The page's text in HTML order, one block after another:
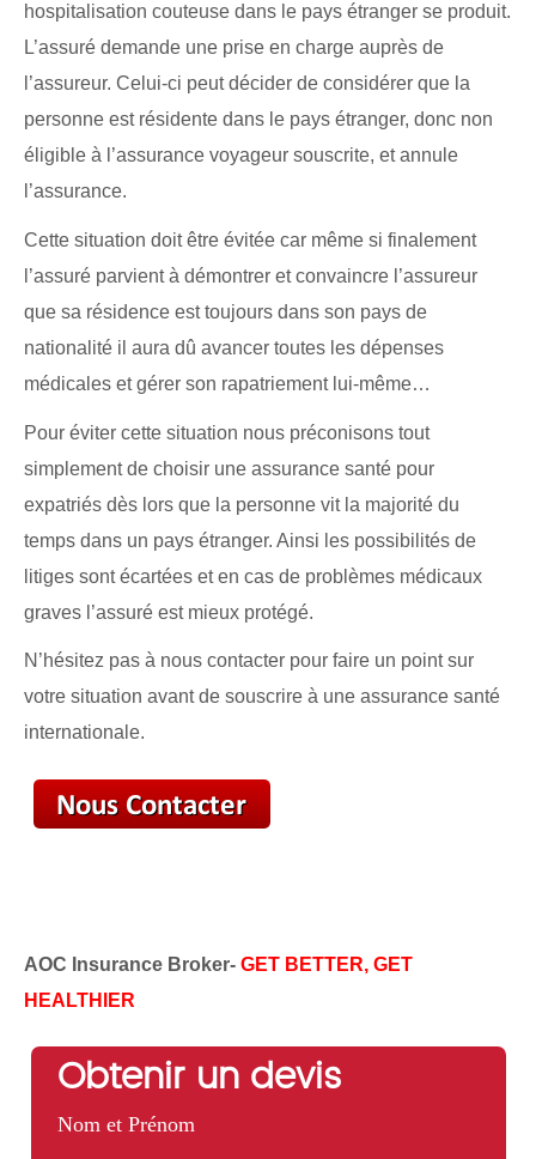
hospitalisation couteuse dans le pays étranger se produit.
L’assuré demande une prise en charge auprès de
l’assureur. Celui-ci peut décider de considérer que la
personne est résidente dans le pays étranger, donc non
éligible à l’assurance voyageur souscrite, et annule
l’assurance.
Cette situation doit être évitée car même si finalement
l’assuré parvient à démontrer et convaincre l’assureur
que sa résidence est toujours dans son pays de
nationalité il aura dû avancer toutes les dépenses
médicales et gérer son rapatriement lui-même…
Pour éviter cette situation nous préconisons tout
simplement de choisir une assurance santé pour
expatriés dès lors que la personne vit la majorité du
temps dans un pays étranger. Ainsi les possibilités de
litiges sont écartées et en cas de problèmes médicaux
graves l’assuré est mieux protégé.
N’hésitez pas à nous contacter pour faire un point sur
votre situation avant de souscrire à une assurance santé
internationale.
AOC Insurance Broker- GET BETTER, GET
HEALTHIER
Obtenir un devis
Nom et Prénom